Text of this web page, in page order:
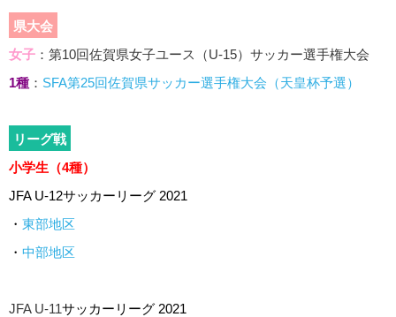
県大会
女子 ：第10回佐賀県女子ユース（U-15）サッカー選手権大会
1種 ： SFA第25回佐賀県サッカー選手権大会（天皇杯予選）
リーグ戦
小学生（4種）
JFA U-12サッカーリーグ 2021
・ 東部地区
・ 中部地区
JFA U-11サッカーリーグ 2021